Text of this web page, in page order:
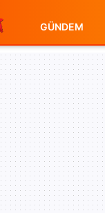
GÜNDEM